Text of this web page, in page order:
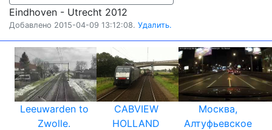
Eindhoven - Utrecht 2012
Добавлено 2015-04-09 13:12:08. Удалить.
Leeuwarden to
Zwolle.
CABVIEW
HOLLAND
Москва,
Алтуфьевское